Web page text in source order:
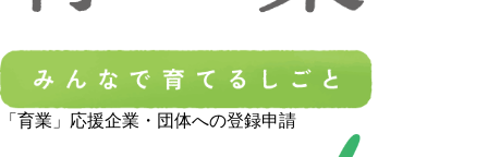
「育業」応援企業・団体への登録申請